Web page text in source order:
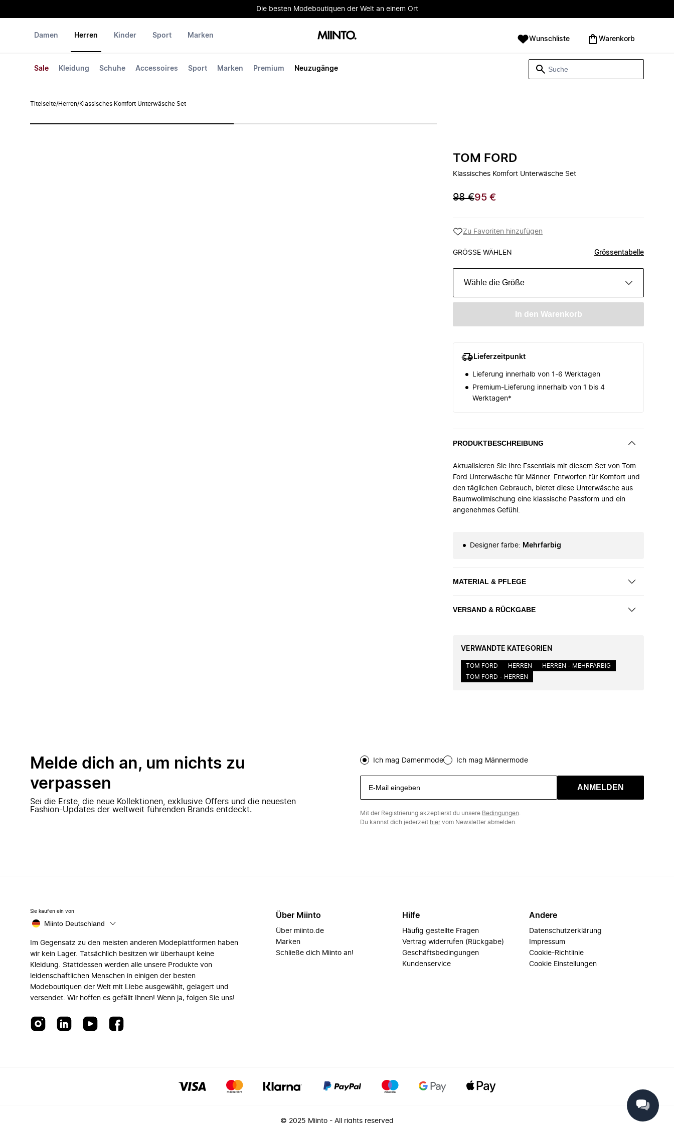
Die besten Modeboutiquen der Welt an einem Ort
Damen Herren
Sale Kleidung Schuhe Accessoires Sport Marken Premium Neuzugänge
Kinder Sport Marken Wunschliste Warenkorb
Titelseite/Herren/Klassisches Komfort Unterwäsche Set
TOM FORD
Klassisches Komfort Unterwäsche Set
98 €95 €
Zu Favoriten hinzufügen
GRÖSSE WÄHLEN Grössentabelle
Wähle die Größe
In den Warenkorb
Lieferzeitpunkt
Lieferung innerhalb von 1-6 Werktagen
Premium-Lieferung innerhalb von 1 bis 4
Werktagen*
PRODUKTBESCHREIBUNG
Aktualisieren Sie Ihre Essentials mit diesem Set von Tom
Ford Unterwäsche für Männer. Entworfen für Komfort und
den täglichen Gebrauch, bietet diese Unterwäsche aus
Baumwollmischung eine klassische Passform und ein
angenehmes Gefühl.
Designer farbe: Mehrfarbig
MATERIAL & PFLEGE
VERSAND & RÜCKGABE
VERWANDTE KATEGORIEN
TOM FORD HERREN
HERREN - MEHRFARBIG
TOM FORD - HERREN
Melde dich an, um nichts zu
verpassen
Sei die Erste, die neue Kollektionen, exklusive Offers und die neuesten
Fashion-Updates der weltweit führenden Brands entdeckt.
Ich mag Damenmode Ich mag Männermode
ANMELDEN
Mit der Registrierung akzeptierst du unsere Bedingungen
Du kannst dich jederzeit hiervom Newsletter abmelden.
Sie kaufen ein von
Miinto Deutschland
Im Gegensatz zu den meisten anderen Modeplattformen haben
wir kein Lager. Tatsächlich besitzen wir überhaupt keine
Kleidung. Stattdessen werden alle unsere Produkte von
leidenschaftlichen Menschen in einigen der besten
Modeboutiquen der Welt mit Liebe ausgewählt, gelagert und
versendet. Wir hoffen es gefällt Ihnen! Wenn ja, folgen Sie uns!
Über Miinto
Über miinto.de
Marken
Schließe dich Miinto an!
Hilfe
Häufig gestellte Fragen
Vertrag widerrufen (Rückgabe)
Geschäftsbedingungen
Kundenservice
Andere
Datenschutzerklärung
Impressum
Cookie-Richtlinie
Cookie Einstellungen
© 2025 Miinto - All rights reserved